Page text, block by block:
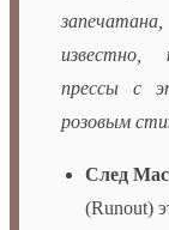
известно,
прессы с
розовым
След
(Runout)